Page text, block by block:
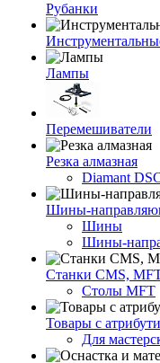
Рубанки
Лампы
Перемешиватели
Резка алмазная
Diamant
Шины-
Шины
Шины-
Станки CMS,
Столы MFT
Товары с
Для